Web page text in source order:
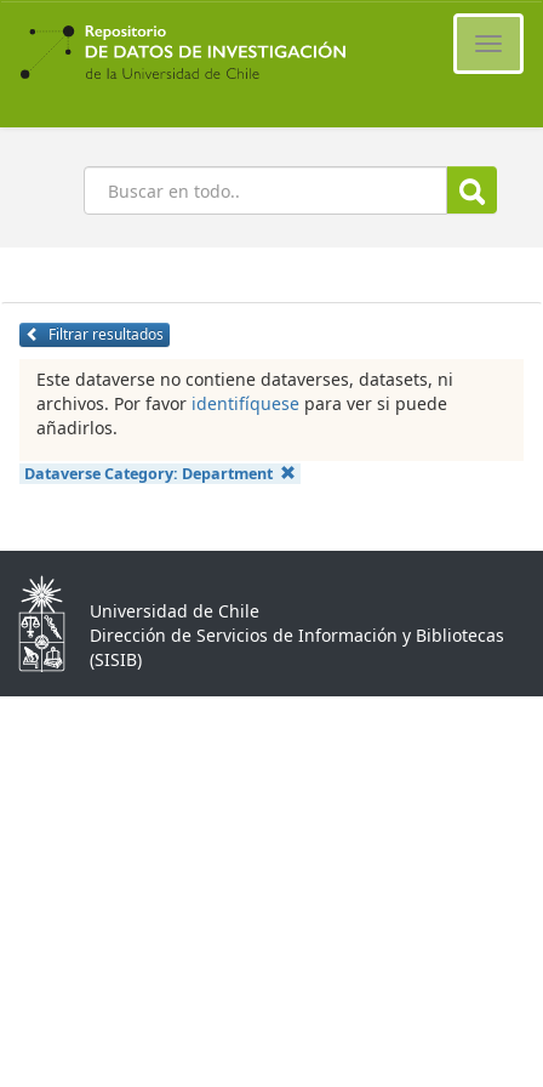
Ir
contenido
principal
Buscar
Filtrar resultados
Este dataverse no contiene dataverses, datasets, ni
archivos. Por favor identifíquese para ver si puede
añadirlos.
Dataverse Category: Department
Universidad de Chile
Dirección de Servicios de Información y Bibliotecas
(SISIB)